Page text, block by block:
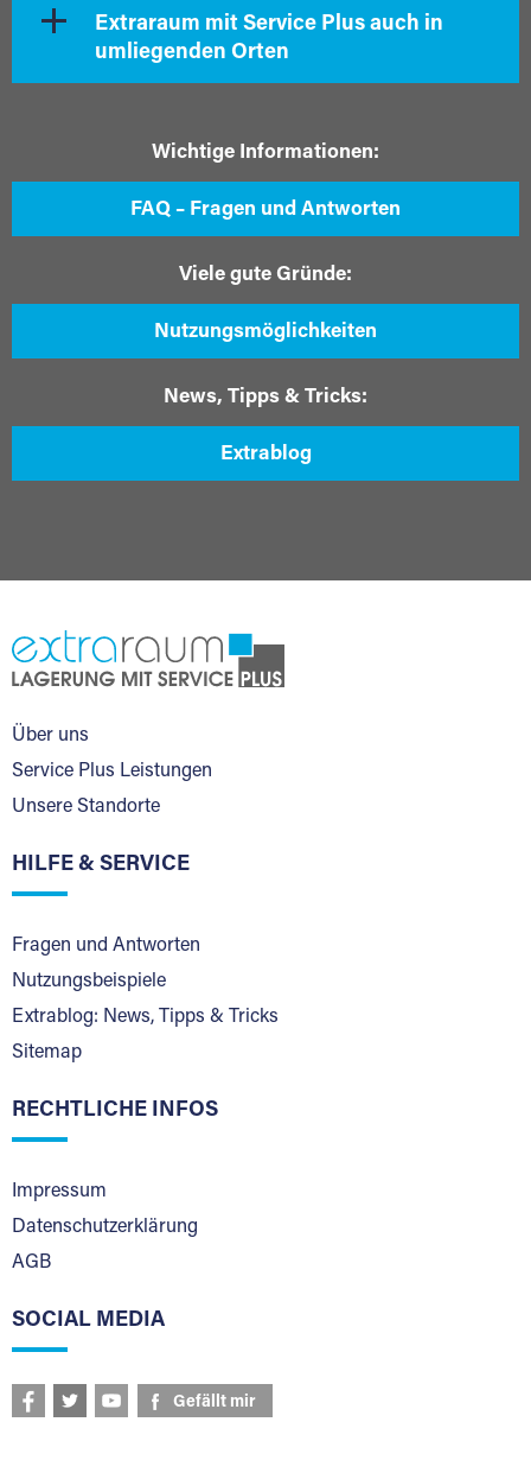
Extraraum mit Service Plus auch in
umliegenden Orten
Wichtige Informationen:
FAQ – Fragen und Antworten
Viele gute Gründe:
Nutzungsmöglichkeiten
News, Tipps & Tricks:
Extrablog
Über uns
Service Plus Leistungen
Unsere Standorte
HILFE & SERVICE
Fragen und Antworten
Nutzungsbeispiele
Extrablog: News, Tipps & Tricks
Sitemap
RECHTLICHE INFOS
Impressum
Datenschutzerklärung
AGB
SOCIAL MEDIA
Gefällt mir